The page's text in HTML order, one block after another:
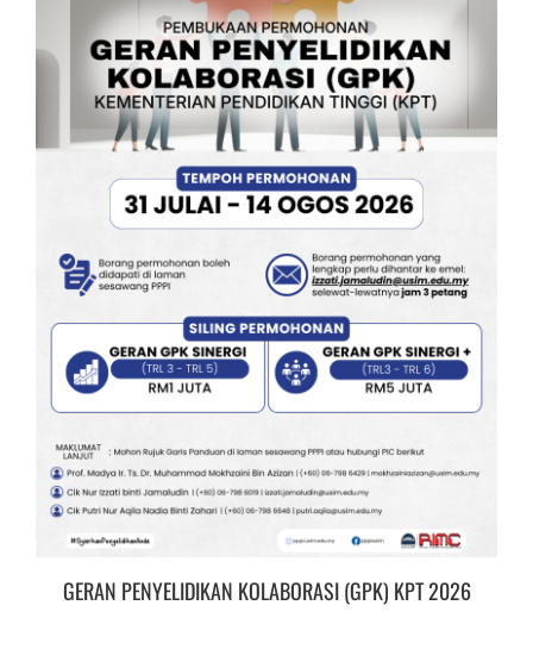
GERAN PENYELIDIKAN KOLABORASI (GPK) KPT 2026